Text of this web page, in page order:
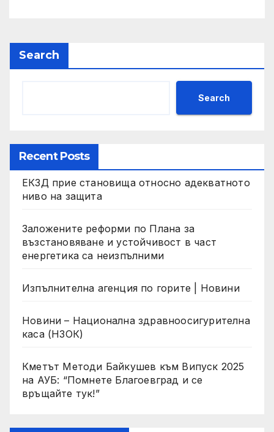
Search
Search
Recent Posts
ЕКЗД прие становища относно адекватното
ниво на защита
Заложените реформи по Плана за
възстановяване и устойчивост в част
енергетика са неизпълними
Изпълнителна агенция по горите | Новини
Новини – Национална здравноосигурителна
каса (НЗОК)
Кметът Методи Байкушев към Випуск 2025
на АУБ: “Помнете Благоевград и се
връщайте тук!”